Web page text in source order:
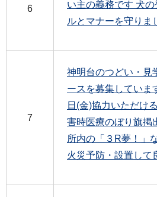
6
い主の義務です 犬
ルとマナーを守りま
7
神明台のつどい・見
ースを募集していま
日(金)協力いただけ
害時医療のぼり旗掲
所内の「３R夢！」
火災予防・設置して